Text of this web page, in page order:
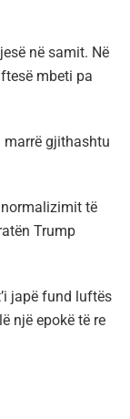
në samit. Në
mbeti pa
marrë gjithashtu
normalizimit të
Trump
japë fund luftës
një epokë të re